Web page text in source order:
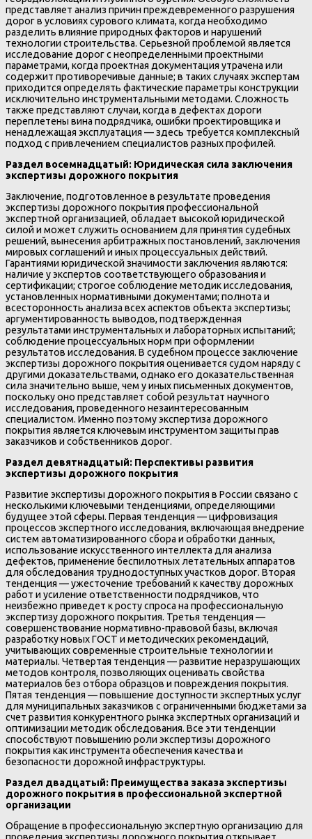
представляет анализ причин преждевременного разрушения
дорог в условиях сурового климата, когда необходимо
разделить влияние природных факторов и нарушений
технологии строительства. Серьезной проблемой является
исследование дорог с неопределенными проектными
параметрами, когда проектная документация утрачена или
содержит противоречивые данные; в таких случаях экспертам
приходится определять фактические параметры конструкции
исключительно инструментальными методами. Сложность
также представляют случаи, когда в дефектах дороги
переплетены вина подрядчика, ошибки проектировщика и
ненадлежащая эксплуатация — здесь требуется комплексный
подход с привлечением специалистов разных профилей.
Раздел восемнадцатый: Юридическая сила заключения
экспертизы дорожного покрытия
Заключение, подготовленное в результате проведения
экспертизы дорожного покрытия профессиональной
экспертной организацией, обладает высокой юридической
силой и может служить основанием для принятия судебных
решений, вынесения арбитражных постановлений, заключения
мировых соглашений и иных процессуальных действий.
Гарантиями юридической значимости заключения являются:
наличие у экспертов соответствующего образования и
сертификации; строгое соблюдение методик исследования,
установленных нормативными документами; полнота и
всесторонность анализа всех аспектов объекта экспертизы;
аргументированность выводов, подтвержденная
результатами инструментальных и лабораторных испытаний;
соблюдение процессуальных норм при оформлении
результатов исследования. В судебном процессе заключение
экспертизы дорожного покрытия оценивается судом наряду с
другими доказательствами, однако его доказательственная
сила значительно выше, чем у иных письменных документов,
поскольку оно представляет собой результат научного
исследования, проведенного незаинтересованным
специалистом. Именно поэтому экспертиза дорожного
покрытия является ключевым инструментом защиты прав
заказчиков и собственников дорог.
Раздел девятнадцатый: Перспективы развития
экспертизы дорожного покрытия
Развитие экспертизы дорожного покрытия в России связано с
несколькими ключевыми тенденциями, определяющими
будущее этой сферы. Первая тенденция — цифровизация
процессов экспертного исследования, включающая внедрение
систем автоматизированного сбора и обработки данных,
использование искусственного интеллекта для анализа
дефектов, применение беспилотных летательных аппаратов
для обследования труднодоступных участков дорог. Вторая
тенденция — ужесточение требований к качеству дорожных
работ и усиление ответственности подрядчиков, что
неизбежно приведет к росту спроса на профессиональную
экспертизу дорожного покрытия. Третья тенденция —
совершенствование нормативно-правовой базы, включая
разработку новых ГОСТ и методических рекомендаций,
учитывающих современные строительные технологии и
материалы. Четвертая тенденция — развитие неразрушающих
методов контроля, позволяющих оценивать свойства
материалов без отбора образцов и повреждения покрытия.
Пятая тенденция — повышение доступности экспертных услуг
для муниципальных заказчиков с ограниченными бюджетами за
счет развития конкурентного рынка экспертных организаций и
оптимизации методик обследования. Все эти тенденции
способствуют повышению роли экспертизы дорожного
покрытия как инструмента обеспечения качества и
безопасности дорожной инфраструктуры.
Раздел двадцатый: Преимущества заказа экспертизы
дорожного покрытия в профессиональной экспертной
организации
Обращение в профессиональную экспертную организацию для